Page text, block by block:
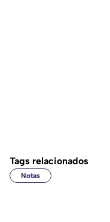
Tags relacionados
Notas